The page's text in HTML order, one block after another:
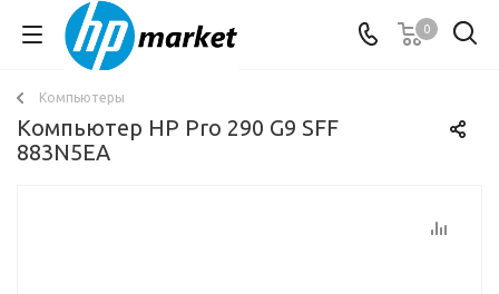
0
Компьютеры
Компьютер HP Pro 290 G9 SFF
883N5EA